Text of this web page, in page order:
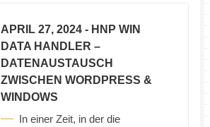
APRIL 27, 2024 - HNP WIN
DATA HANDLER –
DATENAUSTAUSCH
ZWISCHEN WORDPRESS &
WINDOWS
In einer Zeit, in der die